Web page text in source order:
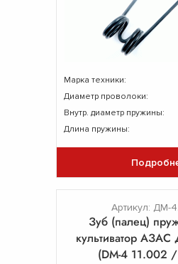
Марка техники:
Диаметр проволоки:
Внутр. диаметр пружины:
Длина пружины:
Артикул: ДМ-
Зуб (палец)
культиватор
(DM-4 11.002